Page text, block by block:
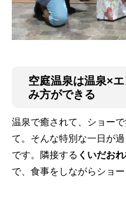
空庭温泉は温泉×
み方ができる
温泉で癒されて、ショー
て。そんな特別な一日が
です。隣接する くいだお
で、食事をしながらショ